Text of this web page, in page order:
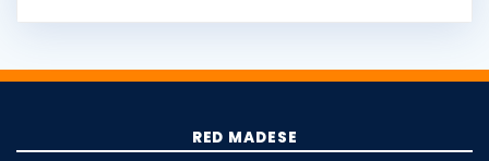
RED MADESE